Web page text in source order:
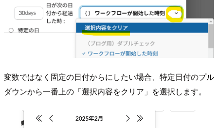
変数ではなく固定の日付からにしたい場合、特定日付のプル
ダウンから一番上の「選択内容をクリア」を選択します。